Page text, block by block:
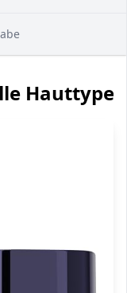
Hauttypen